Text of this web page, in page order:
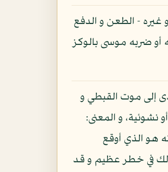
- الطعن و الدفع
أو ضربه موسى بالوكز
إلى موت القبطي و
و المعنى:
هو الذي أوقع
ذلك في خطر عظيم و قد